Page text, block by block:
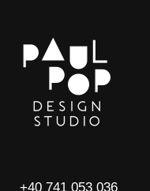
+40 741 053 036